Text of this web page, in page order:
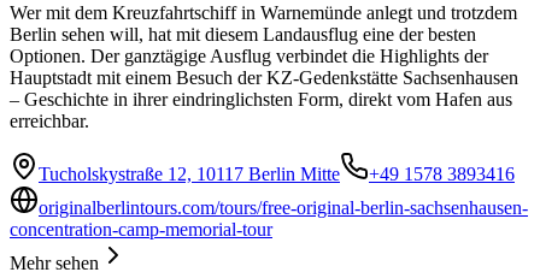
Wer mit dem Kreuzfahrtschiff in Warnemünde anlegt und trotzdem
Berlin sehen will, hat mit diesem Landausflug eine der besten
Optionen. Der ganztägige Ausflug verbindet die Highlights der
Hauptstadt mit einem Besuch der KZ-Gedenkstätte Sachsenhausen
– Geschichte in ihrer eindringlichsten Form, direkt vom Hafen aus
erreichbar.
Tucholskystraße 12, 10117 Berlin Mitte
+49 1578 3893416
originalberlintours.com/tours/free-original-berlin-sachsenhausen-
concentration-camp-memorial-tour
Mehr sehen